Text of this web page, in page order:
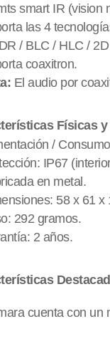
smart IR (vision
las 4
/ BLC / HLC /
coaxitron.
El audio por
Físicas
/
IP67
en metal.
58 x 61 x
292 gramos.
2 años.
cuenta con un